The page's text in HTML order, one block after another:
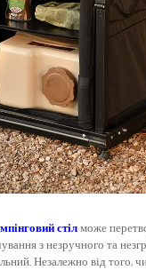
стіл може
з незручного та
Незалежно від того,